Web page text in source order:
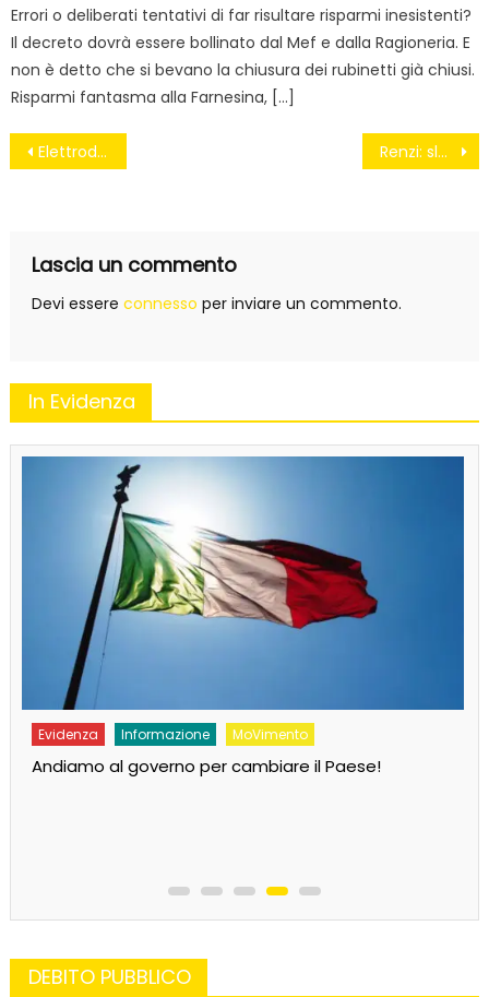
Errori o deliberati tentativi di far risultare risparmi inesistenti?
Il decreto dovrà essere bollinato dal Mef e dalla Ragioneria. E
non è detto che si bevano la chiusura dei rubinetti già chiusi.
Risparmi fantasma alla Farnesina, […]
Navigazione
Elettrodotto S. Angelo dei Lomb., Sibilia (M5S): gli Enti facciano chiarezza una volta per tutte Renzi: slogan tanti, fatti pochi, coerenza zero
Lascia un commento
Devi essere connesso per inviare un commento.
In Evidenza
Evidenza Informazione MoVimento
Andiamo al governo per cambiare il Paese!
DEBITO PUBBLICO